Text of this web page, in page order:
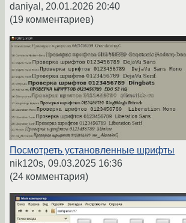
daniyal, 20.01.2026 20:40
(19 комментариев)
Посмотреть установленные шрифты
nik120s, 09.03.2025 16:36
(24 комментария)